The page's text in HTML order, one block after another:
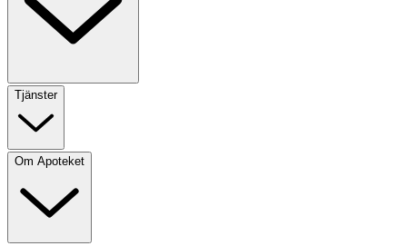
Tjänster
Om Apoteket